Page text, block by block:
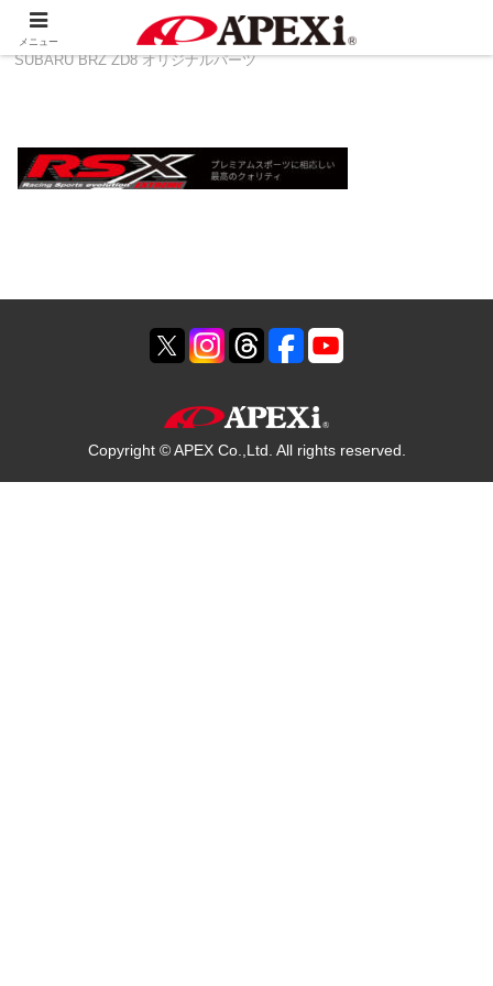
製品情報 その他
TOYOTA 86 ZN8 ＆
SUBARU BRZ ZD8 オリジナルパーツ
Copyright © APEX Co.,Ltd. All rights reserved.
メニュー